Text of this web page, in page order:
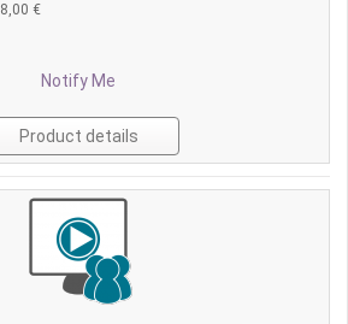
8,00 €
Notify Me
Product details